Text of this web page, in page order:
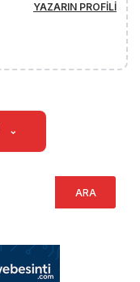
YAZARIN PROFILI